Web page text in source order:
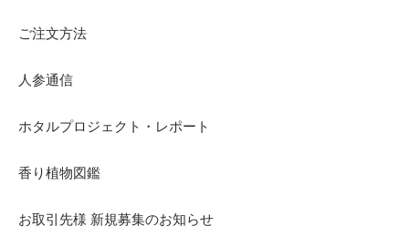
ご注文方法
人参通信
ホタルプロジェクト・レポート
香り植物図鑑
お取引先様 新規募集のお知らせ